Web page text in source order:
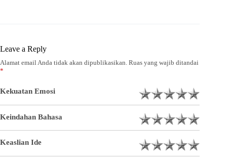
Leave a Reply
Alamat email Anda tidak akan dipublikasikan. Ruas yang wajib ditandai
*
Kekuatan Emosi
Keindahan Bahasa
Keaslian Ide